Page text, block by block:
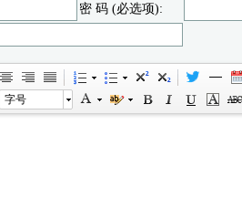
密 码 (必选项):
字号